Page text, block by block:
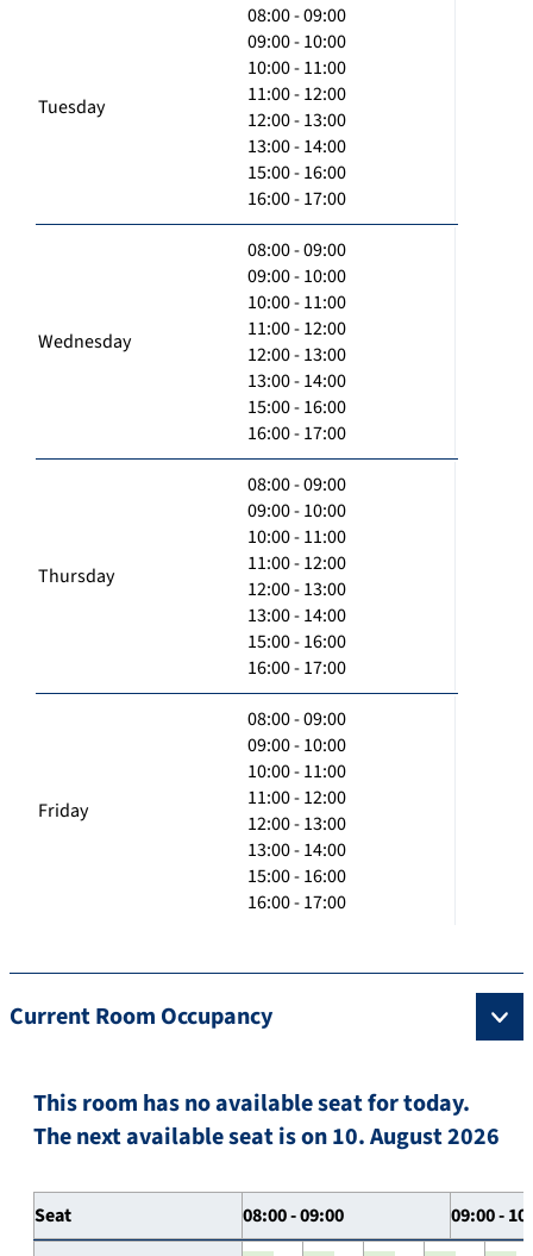
Tuesday
08:00 - 09:00
09:00 - 10:00
10:00 - 11:00
11:00 - 12:00
12:00 - 13:00
13:00 - 14:00
15:00 - 16:00
16:00 - 17:00
Wednesday
08:00 - 09:00
09:00 - 10:00
10:00 - 11:00
11:00 - 12:00
12:00 - 13:00
13:00 - 14:00
15:00 - 16:00
16:00 - 17:00
Thursday
08:00 - 09:00
09:00 - 10:00
10:00 - 11:00
11:00 - 12:00
12:00 - 13:00
13:00 - 14:00
15:00 - 16:00
16:00 - 17:00
Friday
08:00 - 09:00
09:00 - 10:00
10:00 - 11:00
11:00 - 12:00
12:00 - 13:00
13:00 - 14:00
15:00 - 16:00
16:00 - 17:00
Current Room Occupancy
This room has no available seat for today.
The next available seat is on 10. August 2026
Seat 08:00 - 09:00 09:00 -